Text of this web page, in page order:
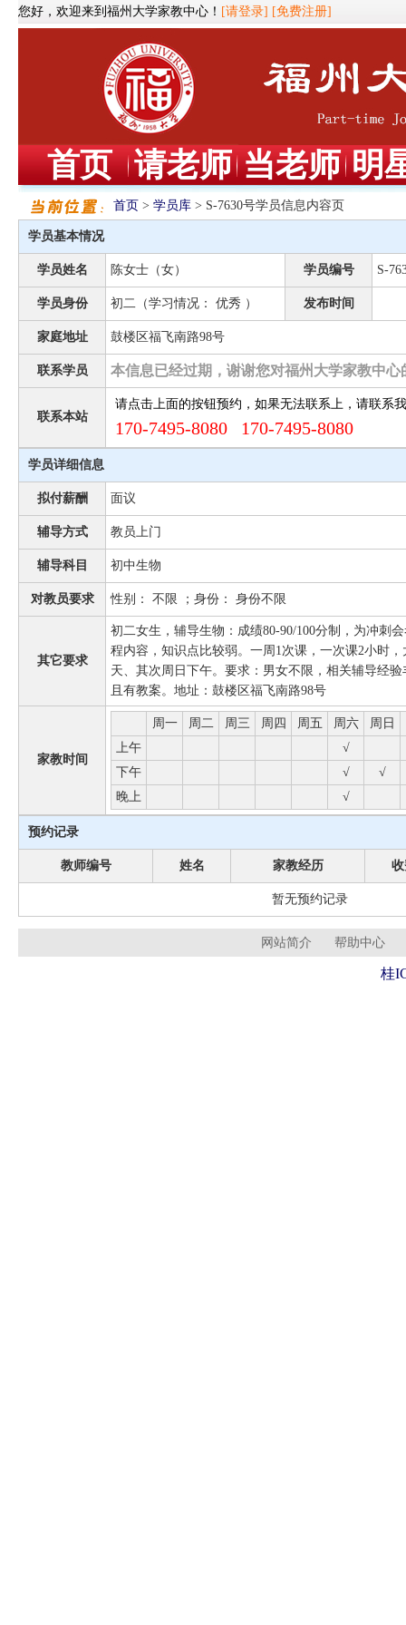
您好，欢迎来到福州大学家教中心！ [请登录] [免费注册]
首页 请老师 当老师 明
首页 > 学员库 > S-7630号学员信息内容页
学员基本情况
学员姓名 陈女士（女） 学员编号 S-
学员身份 初二（学习情况： 优秀 ） 发布时间
家庭地址 鼓楼区福飞南路98号
联系学员 本信息已经过期，谢谢您对福州大学家教中心
联系本站
请点击上面的按钮预约，如果无法联系上，请联系
170-7495-8080 170-7495-8080
学员详细信息
拟付薪酬 面议
辅导方式 教员上门
辅导科目 初中生物
对教员要求 性别： 不限 ；身份： 身份不限
其它要求
初二女生，辅导生物：成绩80-90/100分制，为冲刺
程内容，知识点比较弱。一周1次课，一次课2小时
天、其次周日下午。要求：男女不限，相关辅导经
且有教案。地址：鼓楼区福飞南路98号
家教时间
周一 周二 周三 周四 周五 周六 周日
上午
√
下午
√ √
晚上
√
预约记录
教师编号 姓名 家教经历
暂无预约记录
网站简介 帮助中心
桂